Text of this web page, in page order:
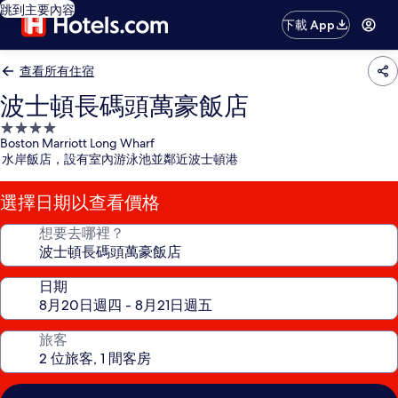
跳到主要內容
下載 App
查看所有住宿
波士頓長碼頭萬豪飯店
4.0
星
級
住
宿
Boston Marriott Long Wharf
水岸飯店，設有室內游泳池並鄰近波士頓港
選擇日期以查看價格
想要去哪裡？
日期
旅客